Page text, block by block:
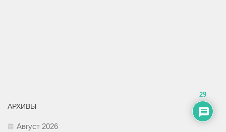
АРХИВЫ
Август 2026
29